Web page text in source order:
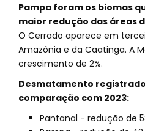
Pampa foram os biomas
maior redução das áreas
O Cerrado aparece em
Amazônia e da Caatinga. A
crescimento de 2%.
Desmatamento
comparação com 2023:
Pantanal - redução de